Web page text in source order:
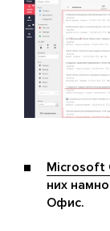
Microsoft
них
Офис.